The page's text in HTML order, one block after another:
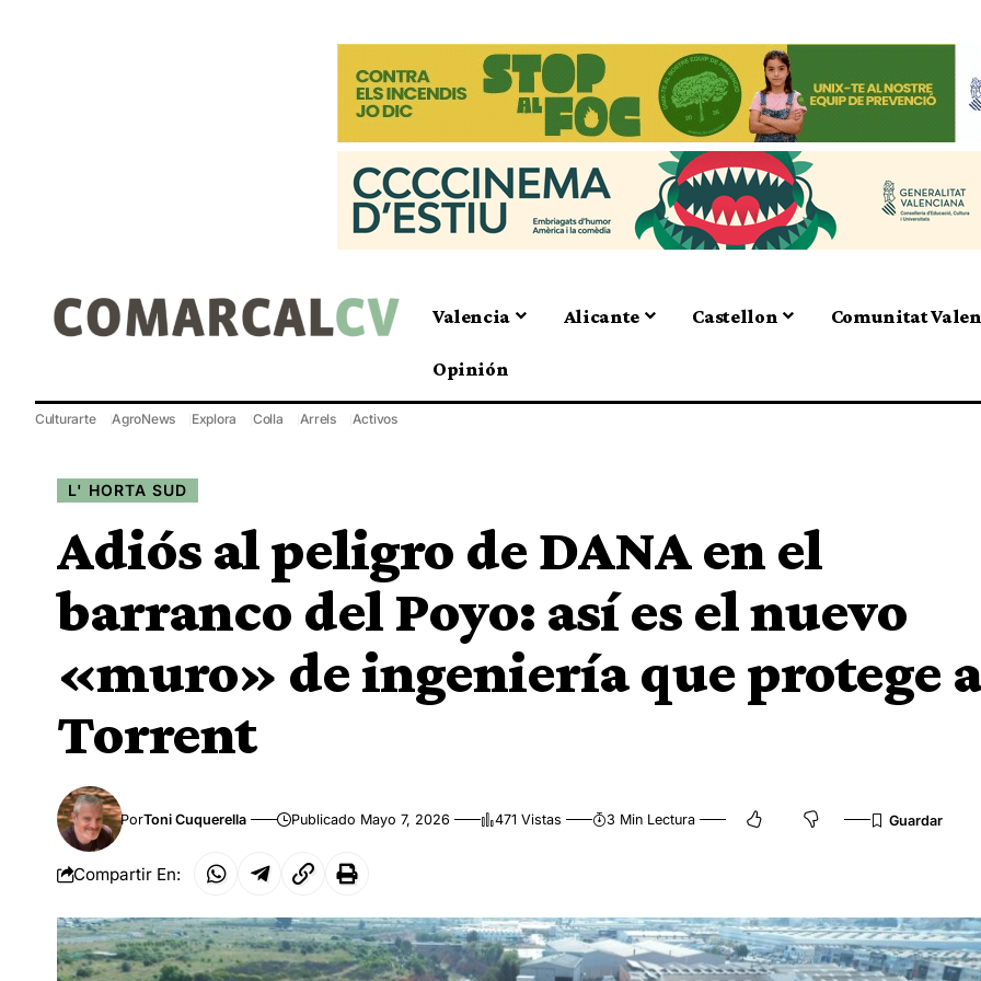
Valencia Alicante Castellon Comunitat
Opinión
Culturarte AgroNews Explora Colla Arrels Activos
L' HORTA SUD
Adiós al peligro de DANA en el
barranco del Poyo: así es el nuevo
«muro» de ingeniería que protege a
Torrent
PorToni Cuquerella Publicado Mayo 7, 2026 471 Vistas 3 Min Lectura
Compartir En: